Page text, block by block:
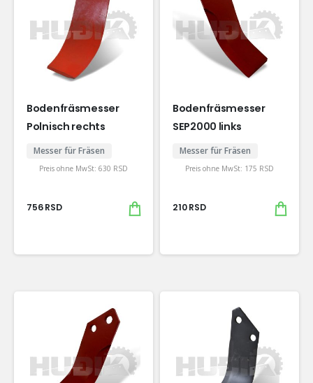
Bodenfräsmesser
Polnisch rechts
Messer für Fräsen
Preis ohne MwSt: 630 RSD
756RSD
Bodenfräsmesser
SEP2000 links
Messer für Fräsen
Preis ohne MwSt: 175 RSD
210RSD